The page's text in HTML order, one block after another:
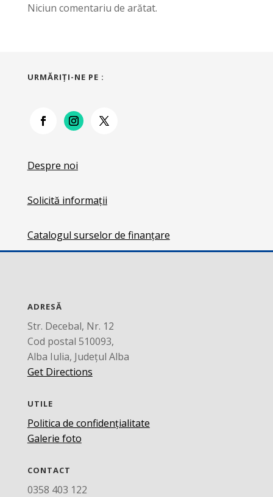
Niciun comentariu de arătat.
URMĂRIŢI-NE PE :
Despre noi
Solicită informații
Catalogul surselor de finanțare
ADRESĂ
Str. Decebal, Nr. 12
Cod postal 510093,
Alba Iulia, Județul Alba
Get Directions
UTILE
Politica de confidențialitate
Galerie foto
CONTACT
0358 403 122